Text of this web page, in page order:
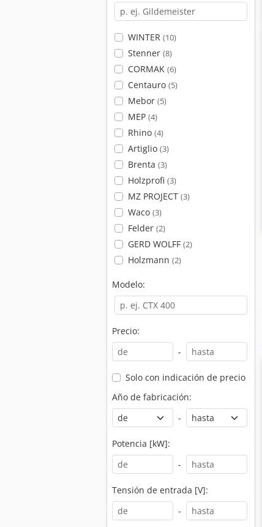
WINTER (10)
Stenner (8)
CORMAK (6)
Centauro (5)
Mebor (5)
MEP (4)
Rhino (4)
Artiglio (3)
Brenta (3)
Holzprofi (3)
MZ PROJECT (3)
Waco (3)
Felder (2)
GERD WOLFF (2)
Holzmann (2)
Modelo:
Precio:
-
Solo con indicación de precio
Año de fabricación:
-
Potencia [kW]:
-
Tensión de entrada [V]:
-